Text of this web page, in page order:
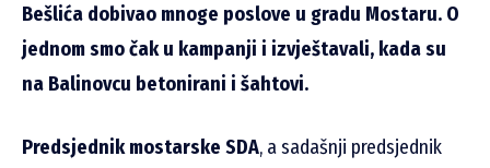
Bešlića dobivao mnoge poslove u gradu Mostaru. O
jednom smo čak u kampanji i izvještavali, kada su
na Balinovcu betonirani i šahtovi.
Predsjednik mostarske SDA, a sadašnji predsjednik